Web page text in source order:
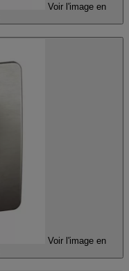
Voir l'image en
Voir l'image en